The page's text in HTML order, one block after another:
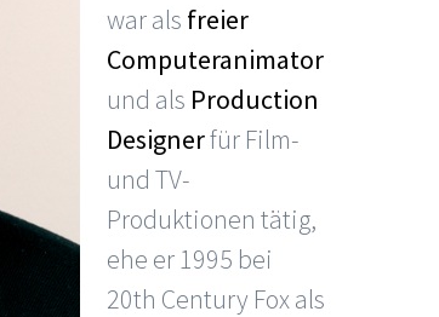
war als freier
Computeranimator
und als Production
Designerfür Film-
und TV-
Produktionen tätig,
ehe er 1995 bei
20th Century Fox als